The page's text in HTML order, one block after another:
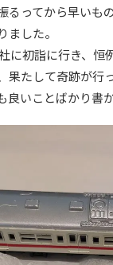
るってから早いも
した。
に初詣に行き、恒
果たして奇跡が行
いことばかり書